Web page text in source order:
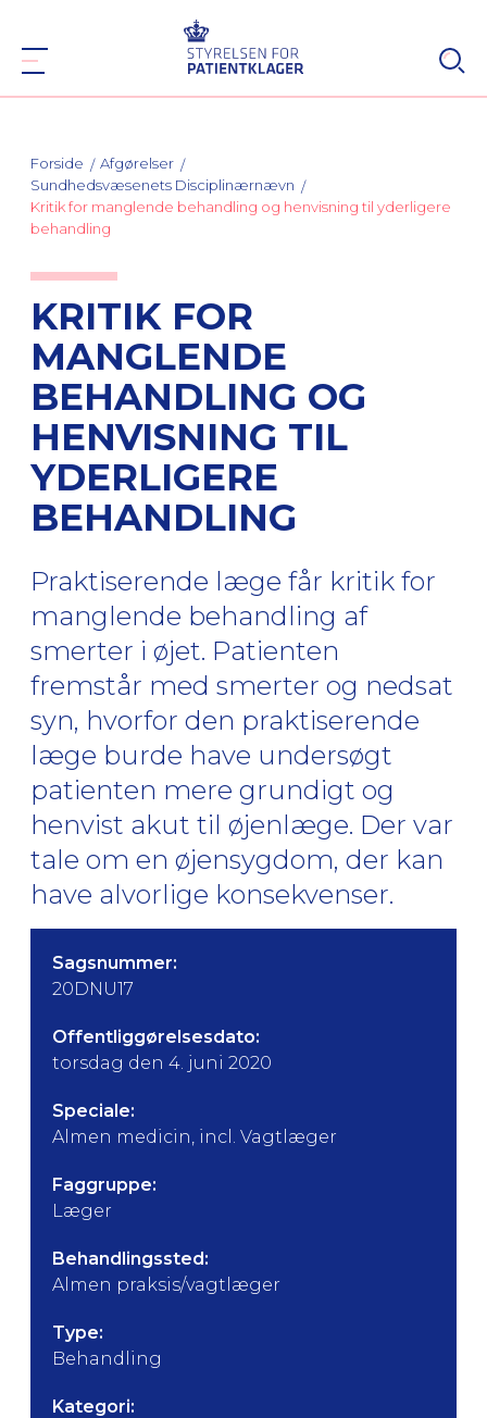
Forside
Afgørelser
Sundhedsvæsenets Disciplinærnævn
Kritik for manglende behandling og henvisning til yderligere
behandling
KRITIK FOR
MANGLENDE
BEHANDLING OG
HENVISNING TIL
YDERLIGERE
BEHANDLING
Praktiserende læge får kritik for
manglende behandling af
smerter i øjet. Patienten
fremstår med smerter og nedsat
syn, hvorfor den praktiserende
læge burde have undersøgt
patienten mere grundigt og
henvist akut til øjenlæge. Der var
tale om en øjensygdom, der kan
have alvorlige konsekvenser.
Sagsnummer:
20DNU17
Offentliggørelsesdato:
torsdag den 4. juni 2020
Speciale:
Almen medicin, incl. Vagtlæger
Faggruppe:
Læger
Behandlingssted:
Almen praksis/vagtlæger
Type:
Behandling
Kategori: